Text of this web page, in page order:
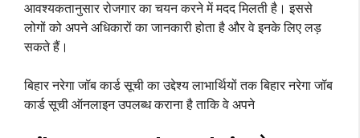
आवश्यकतानुसार रोजगार का चयन करने में मदद मिलती है। इससे
लोगों को अपने अधिकारों का जानकारी होता है और वे इनके लिए लड़
सकते हैं।
बिहार नरेगा जॉब कार्ड सूची का उद्देश्य लाभार्थियों तक बिहार नरेगा जॉब
कार्ड सूची ऑनलाइन उपलब्ध कराना है ताकि वे अपने